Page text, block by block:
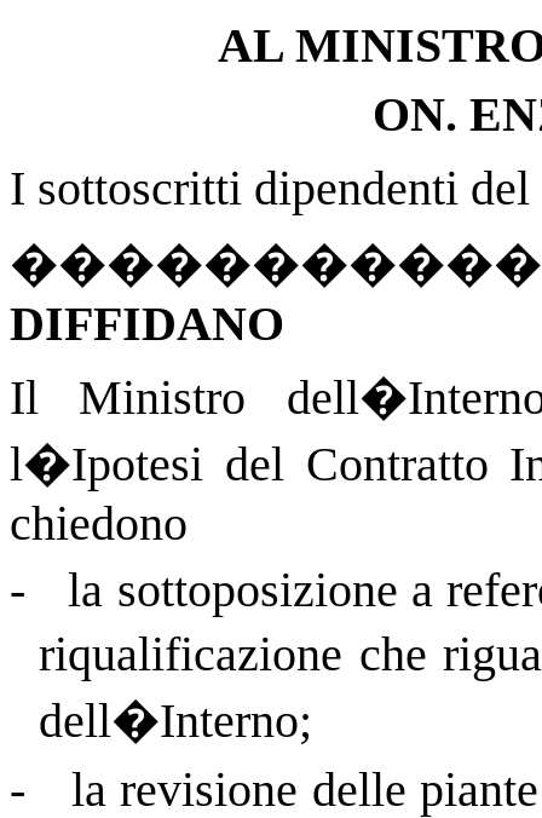
AL
ON.
I sottoscritti dipendenti
DIFFIDANO
Il Ministro dell�Interno
l�Ipotesi del Contratto
chiedono
-
la sottoposizione a
riqualificazione che
dell�Interno;
-
la revisione delle